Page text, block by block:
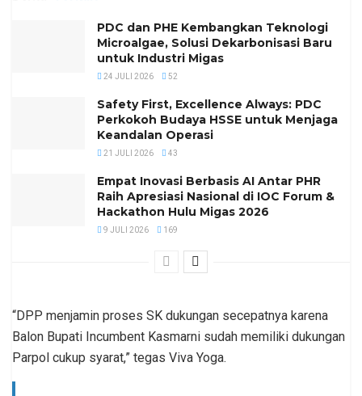
PDC dan PHE Kembangkan Teknologi
Microalgae, Solusi Dekarbonisasi Baru
untuk Industri Migas
24 JULI 2026 52
Safety First, Excellence Always: PDC
Perkokoh Budaya HSSE untuk Menjaga
Keandalan Operasi
21 JULI 2026 43
Empat Inovasi Berbasis AI Antar PHR
Raih Apresiasi Nasional di IOC Forum &
Hackathon Hulu Migas 2026
9 JULI 2026 169
“DPP menjamin proses SK dukungan secepatnya karena
Balon Bupati Incumbent Kasmarni sudah memiliki dukungan
Parpol cukup syarat,” tegas Viva Yoga.